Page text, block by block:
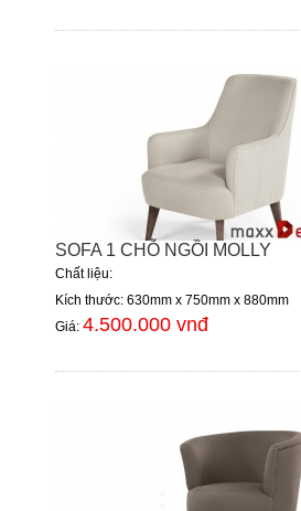
SOFA 1 CHỖ NGỒI MOLLY
Chất liệu:
Kích thước: 630mm x 750mm x 880mm
Giá: 4.500.000 vnđ